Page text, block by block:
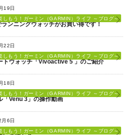
19日
しもう！ガーミン（GARMIN）ライフ ～ブログ～
ンニングウォッチがお買い得です！
22日
しもう！ガーミン（GARMIN）ライフ ～ブログ～
トウォッチ「Vivoactive 5 」のご紹介
18日
しもう！ガーミン（GARMIN）ライフ ～ブログ～
「Venu 3」の操作動画
6日
しもう！ガーミン（GARMIN）ライフ ～ブログ～